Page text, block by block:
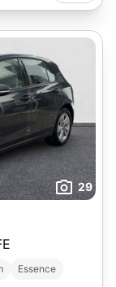
29
Essence